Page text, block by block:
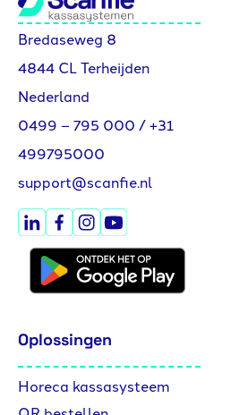
Bredaseweg 8
4844 CL Terheijden
Nederland
0499 – 795 000 /+31
499795000
support@scanfie.nl
Oplossingen
Horeca kassasysteem